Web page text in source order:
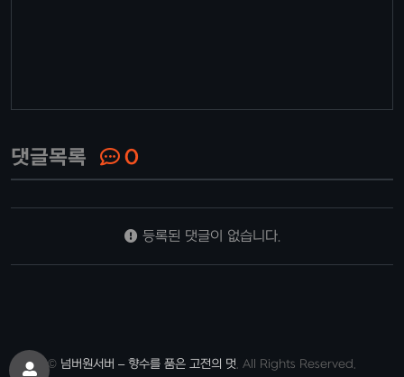
댓글목록 0
등록된 댓글이 없습니다.
© 넘버원서버 – 향수를 품은 고전의 멋 . All Rights Reserved.